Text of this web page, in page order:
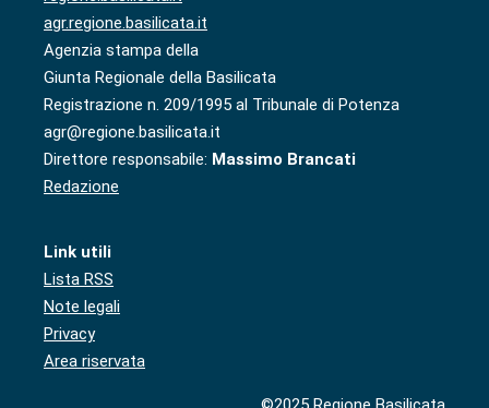
agr.regione.basilicata.it
Agenzia stampa della
Giunta Regionale della Basilicata
Registrazione n. 209/1995 al Tribunale di Potenza
agr@regione.basilicata.it
Direttore responsabile: Massimo Brancati
Redazione
Link utili
Lista RSS
Note legali
Privacy
Area riservata